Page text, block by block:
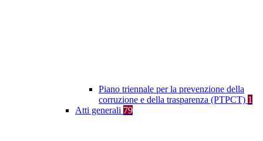
Piano triennale per la prevenzione della
corruzione e della trasparenza (PTPCT) 1
Atti generali 79